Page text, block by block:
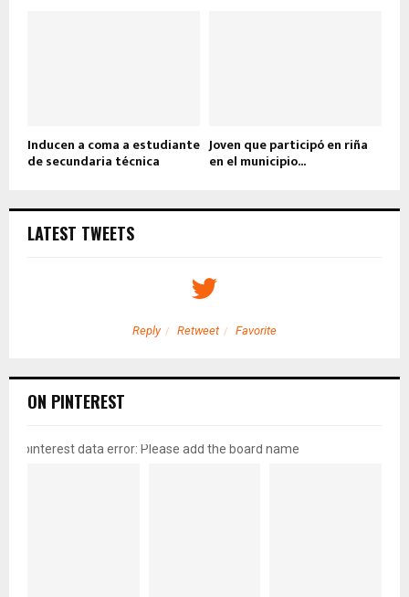
Inducen a coma a estudiante
de secundaria técnica
Joven que participó en riña
en el municipio...
LATEST TWEETS
Reply Retweet Favorite
ON PINTEREST
pinterest data error: Please add the board name